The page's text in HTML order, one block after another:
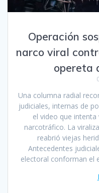
Operación
narco viral
opereta
Una columna radial
judiciales, internas de
el video que
narcotráfico. La
reabrió viejas
Antecedentes
electoral conforman el